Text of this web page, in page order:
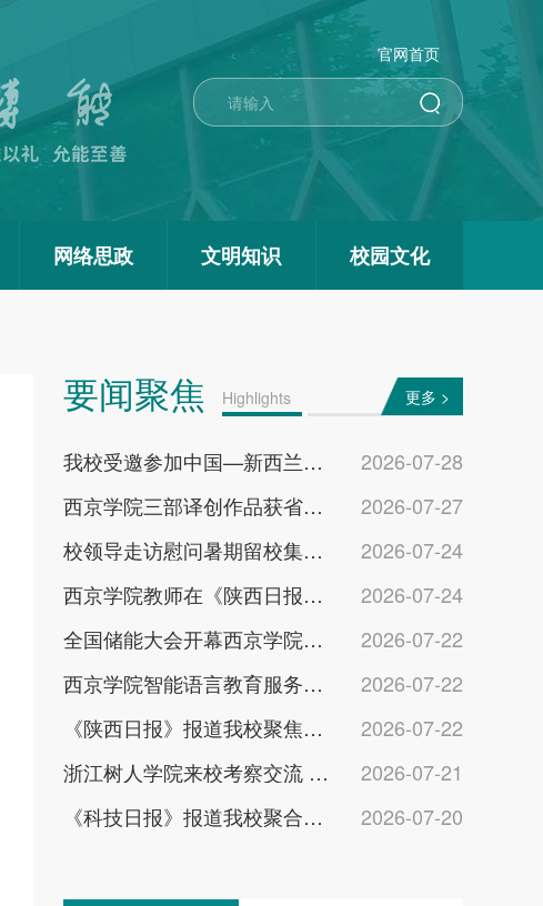
官网首页
网络思政 文明知识 校园文化
要闻聚焦 Highlights 更多 >
我校受邀参加中国—新西兰教育交流会
2026-07-28
西京学院三部译创作品获省级扶持项目立项
2026-07-27
校领导走访慰问暑期留校集训备赛学生
2026-07-24
西京学院教师在《陕西日报》发文建言未来产业布局
2026-07-24
全国储能大会开幕西京学院报告纳米酶催化进展
2026-07-22
西京学院智能语言教育服务产业学院揭牌成立
2026-07-22
《陕西日报》报道我校聚焦就业育人彰显办学担当
2026-07-22
浙江树人学院来校考察交流 共议学科发展
2026-07-21
《科技日报》报道我校聚合物智能实验室创新成果
2026-07-20